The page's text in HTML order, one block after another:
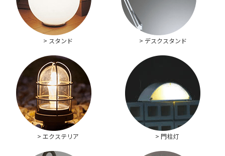
> スタンド > デスクスタンド
> エクステリア > 門柱灯